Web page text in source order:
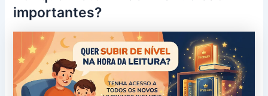
importantes?